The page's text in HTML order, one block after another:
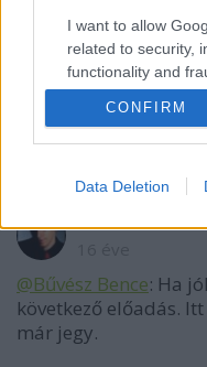
I want to allow
related to security,
functionality and
user protection.
CONFIRM
Data Deletion
16 éve
Mikortól lehet
szeretnék
Kelle Botond
@Bűvész Bence: Ha
következő előadás.
már jegy.